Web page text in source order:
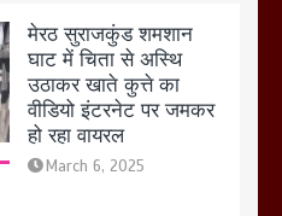
होलिका रखने पर लात मार
कर होलिका को किया तहस
नहस,मोहल्ले वालों के साथ
की गई गाली गलोच ,कहा
अगर रखी गई होली तो होगा
खून खराबा,